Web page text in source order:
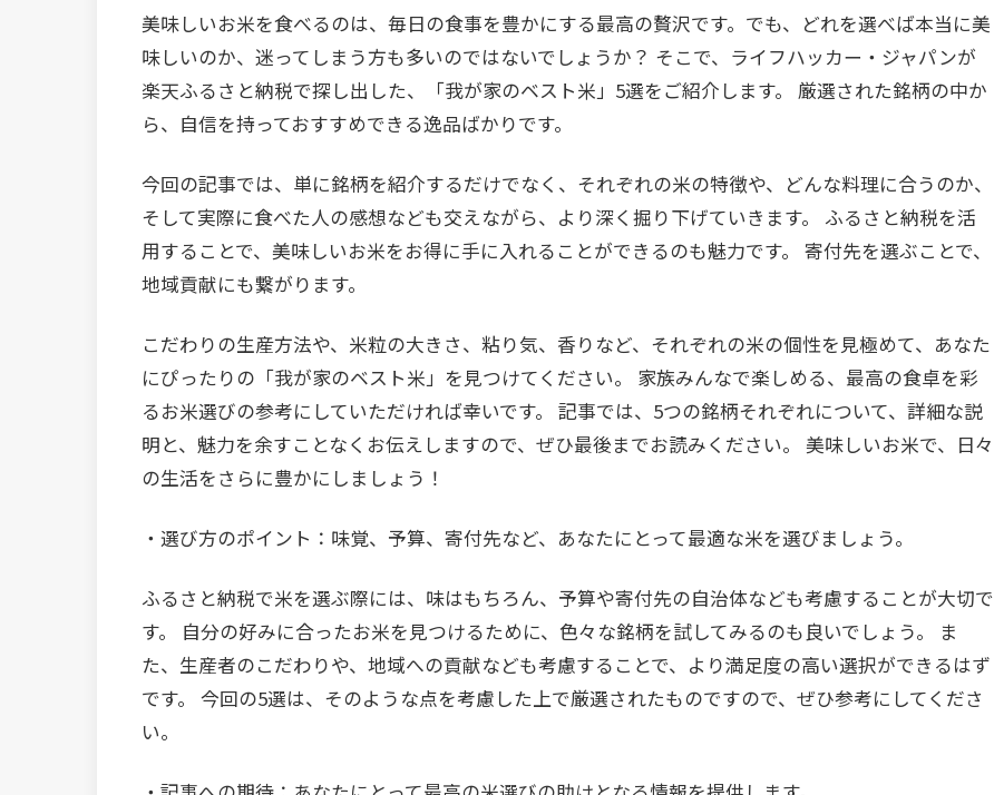
美味しいお米を食べるのは、毎日の食事を豊かにする最高の贅沢です。でも、どれを選べば本当に美
味しいのか、迷ってしまう方も多いのではないでしょうか？ そこで、ライフハッカー・ジャパンが
楽天ふるさと納税で探し出した、「我が家のベスト米」5選をご紹介します。 厳選された銘柄の中か
ら、自信を持っておすすめできる逸品ばかりです。
今回の記事では、単に銘柄を紹介するだけでなく、それぞれの米の特徴や、どんな料理に合うのか、
そして実際に食べた人の感想なども交えながら、より深く掘り下げていきます。 ふるさと納税を活
用することで、美味しいお米をお得に手に入れることができるのも魅力です。 寄付先を選ぶことで、
地域貢献にも繋がります。
こだわりの生産方法や、米粒の大きさ、粘り気、香りなど、それぞれの米の個性を見極めて、あなた
にぴったりの「我が家のベスト米」を見つけてください。 家族みんなで楽しめる、最高の食卓を彩
るお米選びの参考にしていただければ幸いです。 記事では、5つの銘柄それぞれについて、詳細な説
明と、魅力を余すことなくお伝えしますので、ぜひ最後までお読みください。 美味しいお米で、日々
の生活をさらに豊かにしましょう！
・選び方のポイント：味覚、予算、寄付先など、あなたにとって最適な米を選びましょう。
ふるさと納税で米を選ぶ際には、味はもちろん、予算や寄付先の自治体なども考慮することが大切で
す。 自分の好みに合ったお米を見つけるために、色々な銘柄を試してみるのも良いでしょう。 ま
た、生産者のこだわりや、地域への貢献なども考慮することで、より満足度の高い選択ができるはず
です。 今回の5選は、そのような点を考慮した上で厳選されたものですので、ぜひ参考にしてくださ
い。